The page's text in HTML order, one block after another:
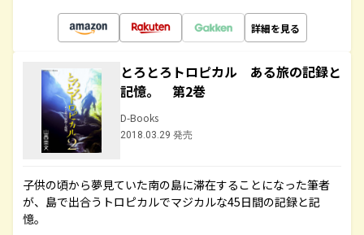
詳細を見る
とろとろトロピカル ある旅の記録と
記憶。 第2巻
D-Books
2018.03.29 発売
子供の頃から夢見ていた南の島に滞在することになった筆者
が、島で出合うトロピカルでマジカルな45日間の記録と記
憶。